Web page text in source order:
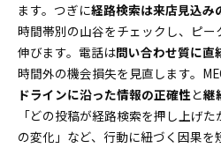
ます。つぎに経路検索は来店見込み
時間帯別の山谷をチェックし、ピ
伸びます。電話は問い合わせ質に直
時間外の機会損失を見直します。
ドラインに沿った情報の正確性と継
「どの投稿が経路検索を押し上げ
の変化」など、行動に紐づく因果